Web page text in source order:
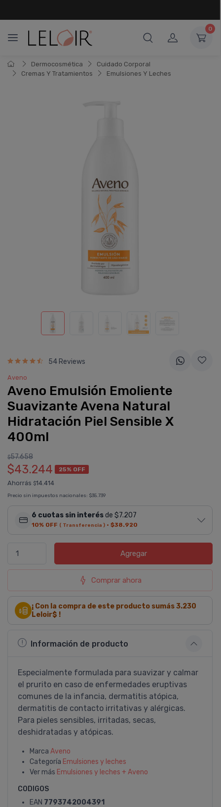
0
Dermocosmética
Cuidado Corporal
Cremas Y Tratamientos
Emulsiones Y Leches
54 Reviews
Aveno
Aveno Emulsión Emoliente
Suavizante Avena Natural
Hidratación Piel Sensible X
400ml
$57.658
$43.244 25% OFF
Ahorrás $14.414
Precio sin impuestos nacionales: $35.739
6 cuotas sin interésde $7.207
10% OFF ( Transferencia ) · $38.920
Agregar
Comprar ahora
¡ Con la compra de este producto sumás3.230
Leloir$ !
Información de producto
Especialmente formulada para suavizar y calmar
el prurito en caso de enfermedades eruptivas
comunes de la infancia, dermatitis atópica,
dermatitis de contacto irritativas y alérgicas.
Para pieles sensibles, irritadas, secas,
deshidratadas y atópicas.
Marca Aveno
Categoría Emulsiones y leches
Ver más Emulsiones y leches + Aveno
CODIGOS
EAN 7793742004391